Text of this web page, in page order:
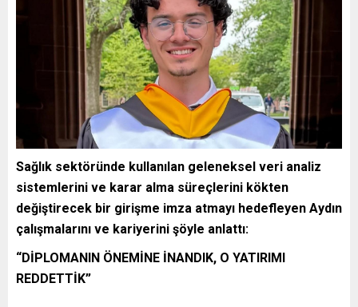
Sağlık sektöründe kullanılan geleneksel veri analiz
sistemlerini ve karar alma süreçlerini kökten
değiştirecek bir girişme imza atmayı hedefleyen Aydın
çalışmalarını ve kariyerini şöyle anlattı:
“DİPLOMANIN ÖNEMİNE İNANDIK, O YATIRIMI
REDDETTİK”